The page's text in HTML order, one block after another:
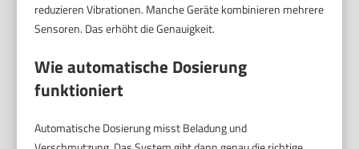
reduzieren Vibrationen. Manche Geräte kombinieren mehrere
Sensoren. Das erhöht die Genauigkeit.
Wie automatische Dosierung
funktioniert
Automatische Dosierung misst Beladung und